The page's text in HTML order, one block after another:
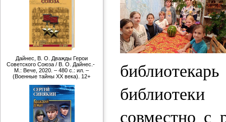
Дайнес, В. О. Дважды Герои
Советского Союза / В. О. Дайнес.-
М.: Вече, 2020. – 480 с.: ил. –
(Военные тайны ХХ века). 12+
совместно с